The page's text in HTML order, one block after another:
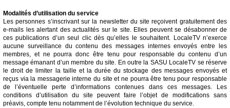
Modalités d’utilisation du service
Les personnes s’inscrivant sur la newsletter du site reçoivent gratuitement des
e-mails les alertant des actualités sur le site. Elles peuvent se désabonner de
ces publications d’un seul clic dès qu’elles le souhaitent. LocaleTV n’exerce
aucune surveillance du contenu des messages internes envoyés entre les
membres, et ne pourra donc être tenu pour responsable du contenu d’un
message émanant d’un membre du site. En outre la SASU LocaleTV se réserve
le droit de limiter la taille et la durée du stockage des messages envoyés et
reçus via la messagerie interne du site et ne pourra être tenu pour responsable
de l’éventuelle perte d’informations contenues dans ces messages. Les
conditions d’utilisation du site peuvent faire l’objet de modifications sans
préavis, compte tenu notamment de l’évolution technique du service.